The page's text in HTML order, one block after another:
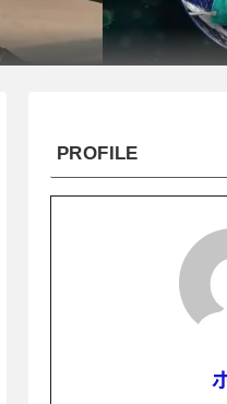
PROFILE